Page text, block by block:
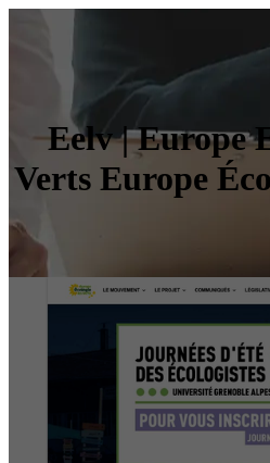
Eelv | Europe
Verts Europe